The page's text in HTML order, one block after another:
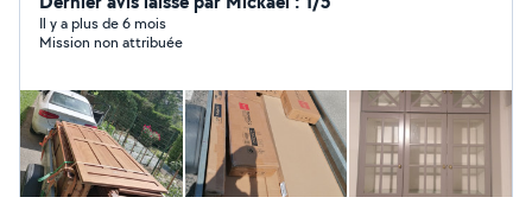
Il y a plus de 6 mois
Mission non attribuée